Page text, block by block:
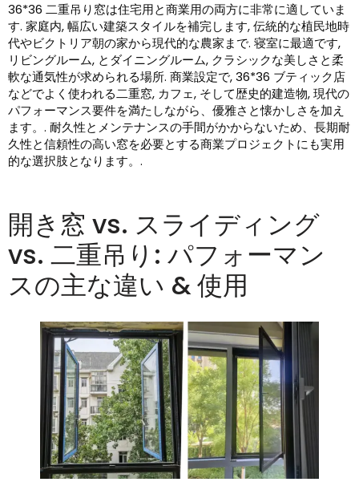
36*36 二重吊り窓は住宅用と商業用の両方に非常に適していま
す. 家庭内, 幅広い建築スタイルを補完します, 伝統的な植民地時
代やビクトリア朝の家から現代的な農家まで. 寝室に最適です,
リビングルーム, とダイニングルーム, クラシックな美しさと柔
軟な通気性が求められる場所. 商業設定で, 36*36 ブティック店
などでよく使われる二重窓, カフェ, そして歴史的建造物, 現代の
パフォーマンス要件を満たしながら、優雅さと懐かしさを加え
ます。. 耐久性とメンテナンスの手間がかからないため、長期耐
久性と信頼性の高い窓を必要とする商業プロジェクトにも実用
的な選択肢となります。.
開き窓 vs. スライディング
vs. 二重吊り: パフォーマン
スの主な違い & 使用